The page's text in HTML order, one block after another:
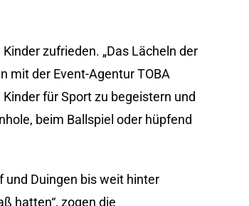
zufrieden. „Das Lächeln der
mit der Event-Agentur TOBA
für Sport zu begeistern und
beim Ballspiel oder hüpfend
und Duingen bis weit hinter
hatten“, zogen die